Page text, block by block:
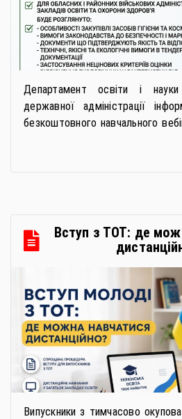
Департамент освіти і
державної адміністрації
безкоштовного навчального
закупівлях: як сформувати
Вступ з ТОТ: де
Випускники з тимчасово